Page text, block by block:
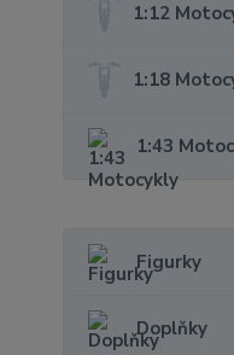
1:12
1:18
1:43
Figurky
Doplňky